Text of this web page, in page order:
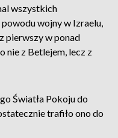
wszystkich
wojny w Izraelu,
pierwszy w ponad
nie z Betlejem, lecz z
Światła Pokoju do
trafiło ono do